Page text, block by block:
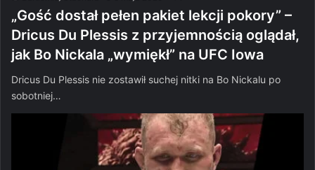
„Gość dostał pełen pakiet lekcji pokory” –
Dricus Du Plessis z przyjemnością oglądał,
jak Bo Nickala „wymiękł” na UFC Iowa
Dricus Du Plessis nie zostawił suchej nitki na Bo Nickalu po
sobotniej…